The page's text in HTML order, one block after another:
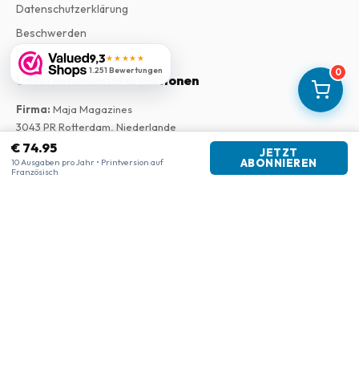
0
€ 74.95
10 Ausgaben pro Jahr • Printversion auf
Französisch
JETZT
ABONNIEREN
9,3★★★★★
1.251 Bewertungen
Datenschutzerklärung
Beschwerden
Unternehmensinformationen
Firma: Maja Magazines
3043 PR Rotterdam, Niederlande
USt-IdNr.
Handelskammer: 27300515